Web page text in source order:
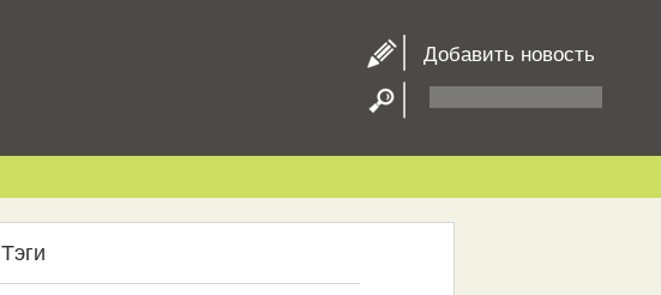
Добавить новость
Тэги